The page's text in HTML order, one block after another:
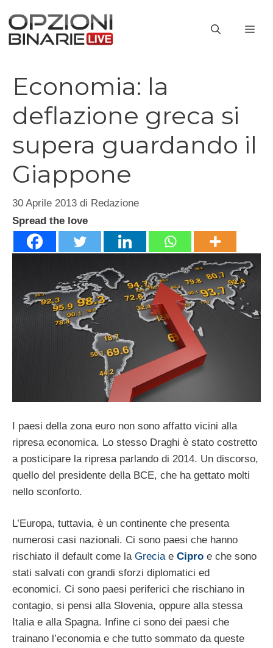
contenuto
Economia: la
deflazione greca si
supera guardando il
Giappone
30 Aprile 2013 di Redazione
Spread the love
I paesi della zona euro non sono affatto vicini alla
ripresa economica. Lo stesso Draghi è stato costretto
a posticipare la ripresa parlando di 2014. Un discorso,
quello del presidente della BCE, che ha gettato molti
nello sconforto.
L’Europa, tuttavia, è un continente che presenta
numerosi casi nazionali. Ci sono paesi che hanno
rischiato il default come la Greciae Cipro e che sono
stati salvati con grandi sforzi diplomatici ed
economici. Ci sono paesi periferici che rischiano in
contagio, si pensi alla Slovenia, oppure alla stessa
Italia e alla Spagna. Infine ci sono dei paesi che
trainano l’economia e che tutto sommato da queste